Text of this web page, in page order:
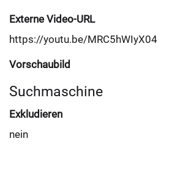
Externe Video-URL
https://youtu.be/MRC5hWIyX04
Vorschaubild
Suchmaschine
Exkludieren
nein